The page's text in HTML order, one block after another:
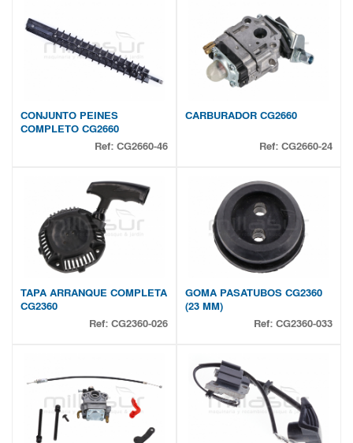
CONJUNTO PEINES
COMPLETO CG2660
Ref: CG2660-46
CARBURADOR CG2660
Ref: CG2660-24
TAPA ARRANQUE COMPLETA
CG2360
Ref: CG2360-026
GOMA PASATUBOS CG2360
(23 MM)
Ref: CG2360-033